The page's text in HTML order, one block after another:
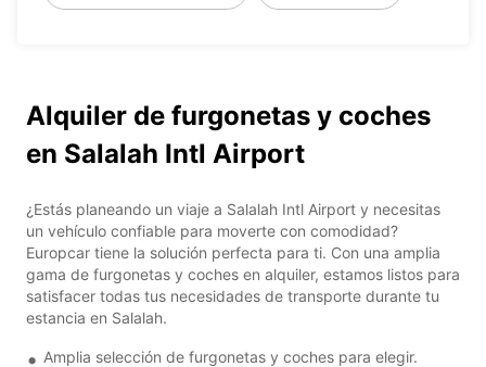
Alquiler de furgonetas y coches
en Salalah Intl Airport
¿Estás planeando un viaje a Salalah Intl Airport y necesitas
un vehículo confiable para moverte con comodidad?
Europcar tiene la solución perfecta para ti. Con una amplia
gama de furgonetas y coches en alquiler, estamos listos para
satisfacer todas tus necesidades de transporte durante tu
estancia en Salalah.
Amplia selección de furgonetas y coches para elegir.